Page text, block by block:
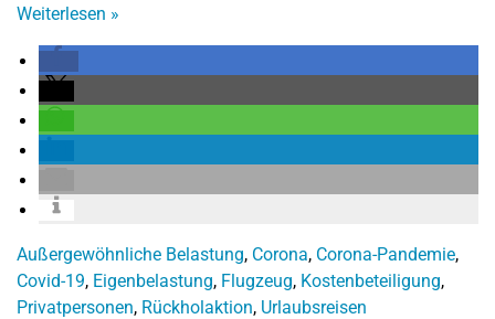
Weiterlesen »
Außergewöhnliche Belastung, Corona, Corona-Pandemie,
Covid-19, Eigenbelastung, Flugzeug, Kostenbeteiligung,
Privatpersonen, Rückholaktion, Urlaubsreisen